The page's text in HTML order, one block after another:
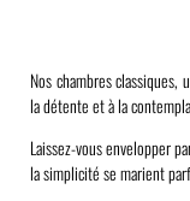
Nos chambres
la détente et à la
Laissez-vous envelopper
la simplicité se marient